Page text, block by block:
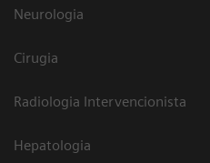
Neurologia
Cirugia
Radiologia Intervencionista
Hepatologia